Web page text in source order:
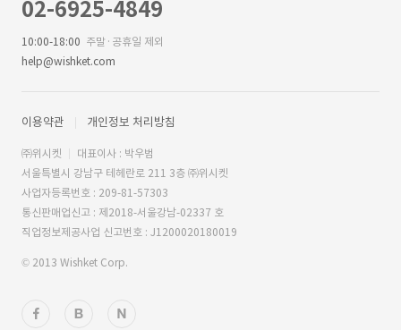
02-6925-4849
10:00-18:00 주말·공휴일 제외
help@wishket.com
이용약관 개인정보 처리방침
㈜위시켓
대표이사 : 박우범
서울특별시 강남구 테헤란로 211 3층 ㈜위시켓
사업자등록번호 : 209-81-57303
통신판매업신고 : 제2018-서울강남-02337 호
직업정보제공사업 신고번호 : J1200020180019
© 2013 Wishket Corp.